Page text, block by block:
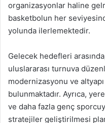
organizasyonlar haline
basketbolun her
yolunda ilerlemektedir.
Gelecek hedefleri
uluslararası turnuva
modernizasyonu ve
bulunmaktadır. Ayrıca,
ve daha fazla genç
stratejiler geliştirilmesi